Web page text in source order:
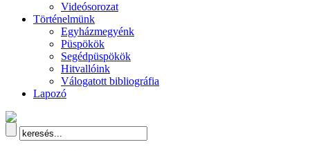
Videósorozat
Történelmünk
Egyházmegyénk
Püspökök
Segédpüspökök
Hitvallóink
Válogatott bibliográfia
Lapozó